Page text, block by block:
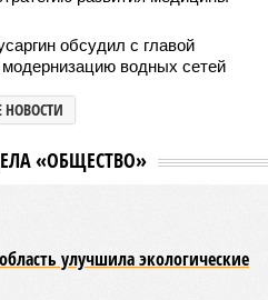
сайтам помогает защищать
vvesti.com / Виталий Рагулин)
думе прошли депутатские
Участники обсудили
граждан от угроз в цифровом
повышению эффективности